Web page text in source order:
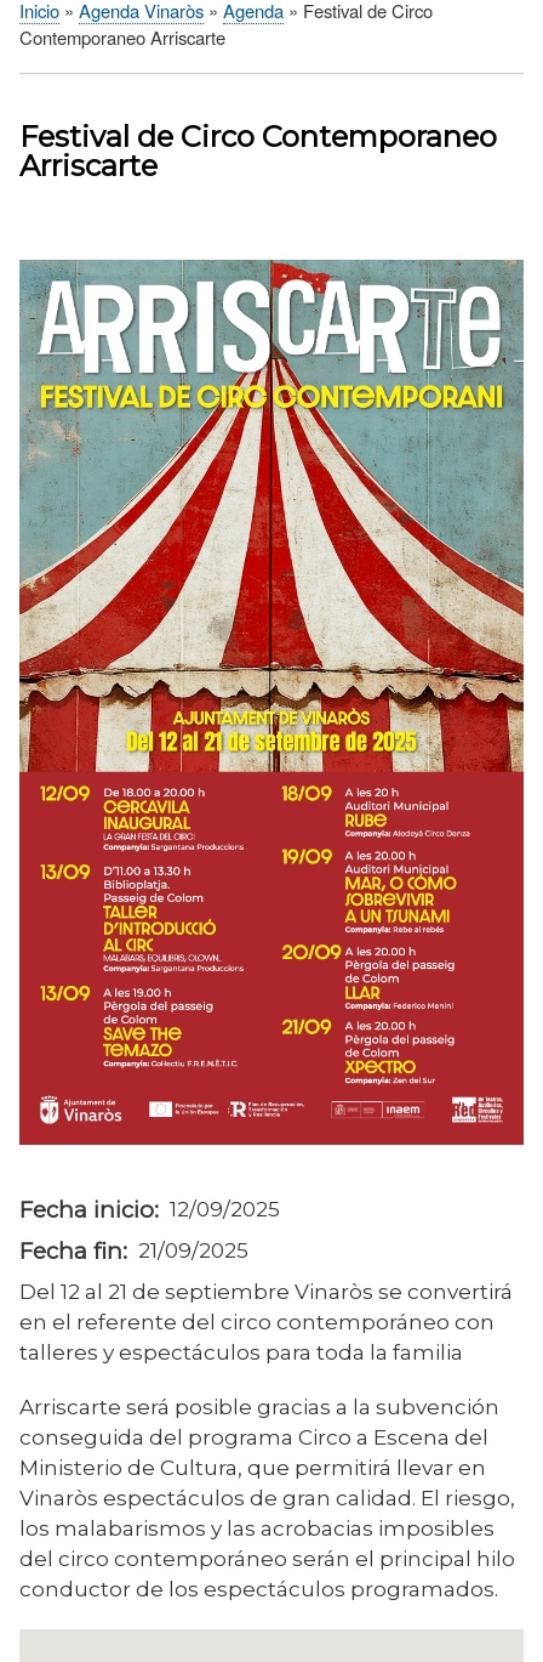
Sobrescribir
ayuda
a
la
Inicio Agenda Vinaròs Agenda
Festival de Circo
Contemporaneo Arriscarte
Festival de Circo Contemporaneo
Arriscarte
Fecha inicio 12/09/2025
Fecha fin
21/09/2025
Del 12 al 21 de septiembre Vinaròs se convertirá
en el referente del circo contemporáneo con
talleres y espectáculos para toda la familia
Arriscarte será posible gracias a la subvención
conseguida del programa Circo a Escena del
Ministerio de Cultura, que permitirá llevar en
Vinaròs espectáculos de gran calidad. El riesgo,
los malabarismos y las acrobacias imposibles
del circo contemporáneo serán el principal hilo
conductor de los espectáculos programados.